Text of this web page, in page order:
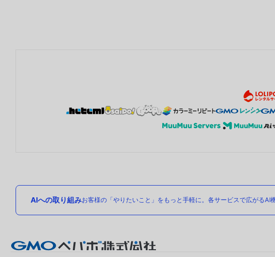
AIへの取り組みお客様の「やりたいこと」をもっと手軽に。各サービスで広がるAI